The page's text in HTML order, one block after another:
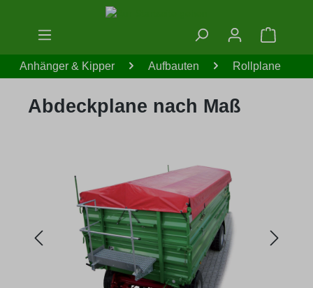
Zum Hauptinhalt springen
Anhänger & Kipper Aufbauten Rollplane
Abdeckplane nach Maß